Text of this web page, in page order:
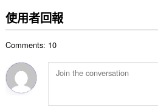
:
使用者回報
Comments: 10